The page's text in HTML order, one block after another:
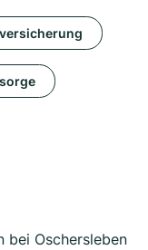
bei Oschersleben